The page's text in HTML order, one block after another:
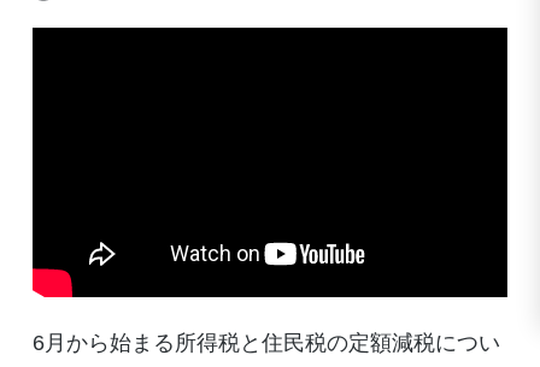
6月から始まる所得税と住民税の定額減税につい